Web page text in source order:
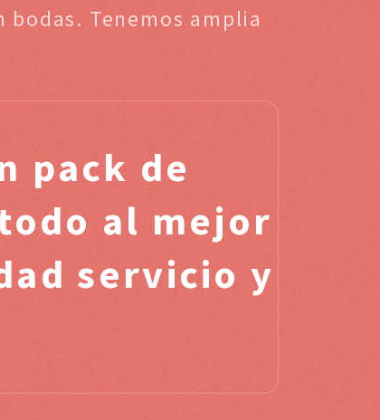
Tenemos amplia
pack de
al mejor
servicio y